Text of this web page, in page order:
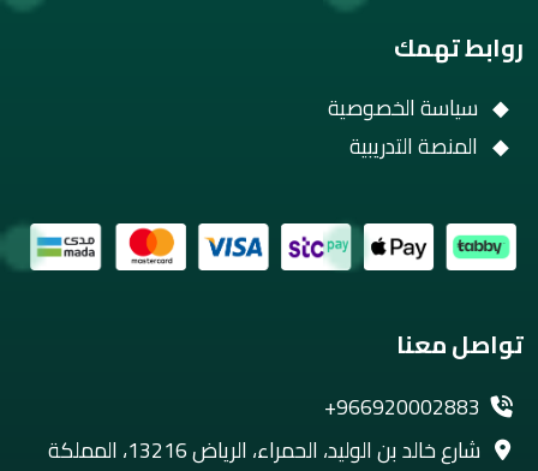
روابط تهمك
سياسة الخصوصية
المنصة التدريبية
تواصل معنا
+966920002883
شارع خالد بن الوليد، الحمراء، الرياض 13216، المملكة